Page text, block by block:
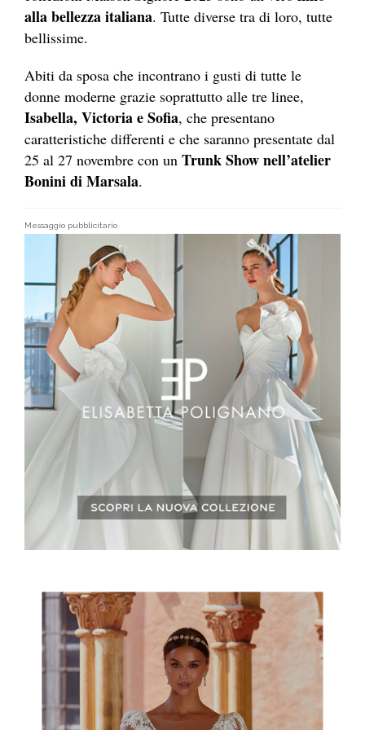
alla bellezza italiana. Tutte diverse tra di loro, tutte
bellissime.
Abiti da sposa che incontrano i gusti di tutte le
donne moderne grazie soprattutto alle tre linee,
Isabella, Victoria e Sofia, che presentano
caratteristiche differenti e che saranno presentate dal
25 al 27 novembre con un Trunk Show nell’atelier
Bonini di Marsala.
Messaggio pubblicitario